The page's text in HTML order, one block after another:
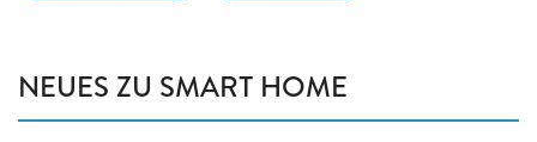
NEUES ZU SMART HOME